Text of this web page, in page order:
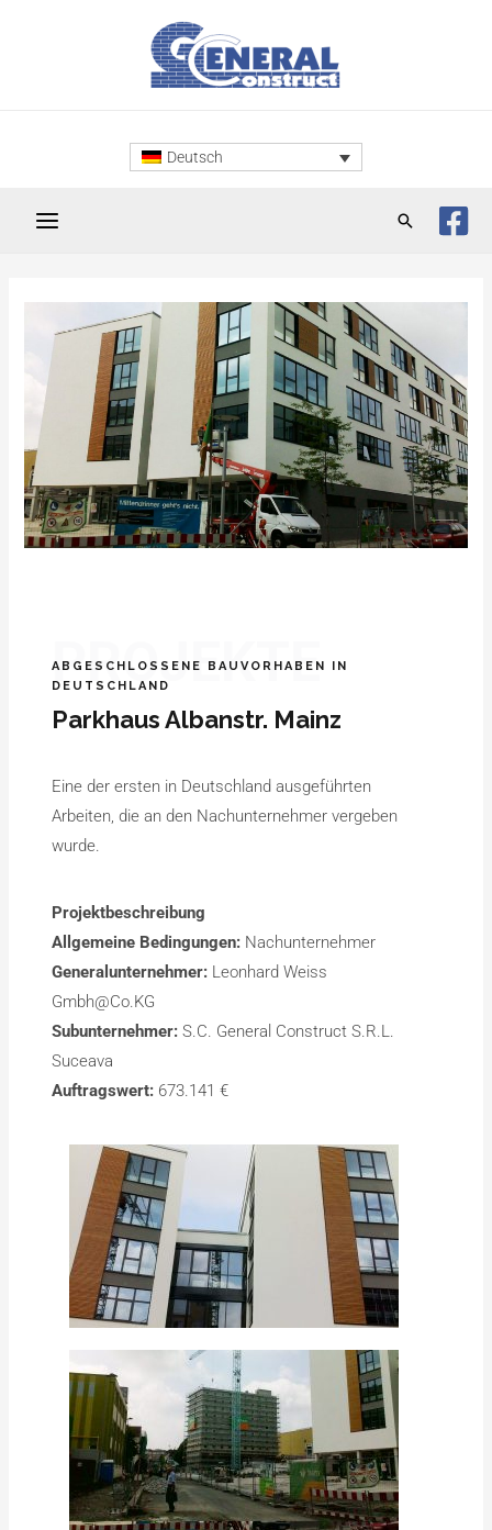
Deutsch
PROJEKTE
ABGESCHLOSSENE BAUVORHABEN IN
DEUTSCHLAND
Parkhaus Albanstr. Mainz
Eine der ersten in Deutschland ausgeführten
Arbeiten, die an den Nachunternehmer vergeben
wurde.
Projektbeschreibung
Allgemeine Bedingungen: Nachunternehmer
Generalunternehmer: Leonhard Weiss
Gmbh@Co.KG
Subunternehmer: S.C. General Construct S.R.L.
Suceava
Auftragswert: 673.141 €